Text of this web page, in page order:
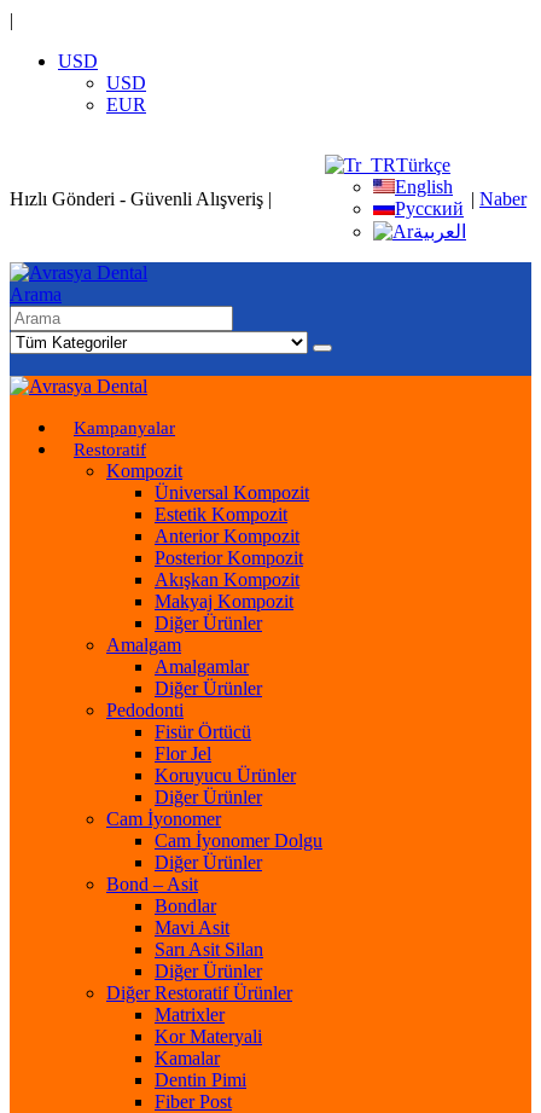
|
USD
USD
EUR
Hızlı Gönderi - Güvenli Alışveriş |
Türkçe
English
Русский
العربية
| Naber
Arama
Kampanyalar
Restoratif
Kompozit
Üniversal Kompozit
Estetik Kompozit
Anterior Kompozit
Posterior Kompozit
Akışkan Kompozit
Makyaj Kompozit
Diğer Ürünler
Amalgam
Amalgamlar
Diğer Ürünler
Pedodonti
Fisür Örtücü
Flor Jel
Koruyucu Ürünler
Diğer Ürünler
Cam İyonomer
Cam İyonomer Dolgu
Diğer Ürünler
Bond – Asit
Bondlar
Mavi Asit
Sarı Asit Silan
Diğer Ürünler
Diğer Restoratif Ürünler
Matrixler
Kor Materyali
Kamalar
Dentin Pimi
Fiber Post